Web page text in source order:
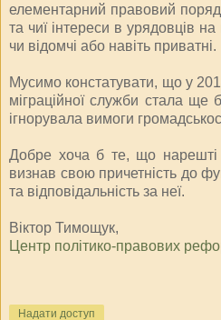
елементарний правовий
та чиї інтереси в урядовців
чи відомчі або навіть приватні.
Мусимо констатувати, що у
міграційної служби стала ще
ігнорувала вимоги
Добре хоча б те, що нарешті
визнав свою причетність до
та відповідальність за неї.
Віктор Тимощук,
Центр політико-правових
Надати доступ